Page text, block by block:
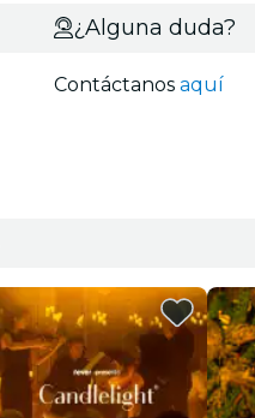
¿Alguna duda?
Contáctanosaquí